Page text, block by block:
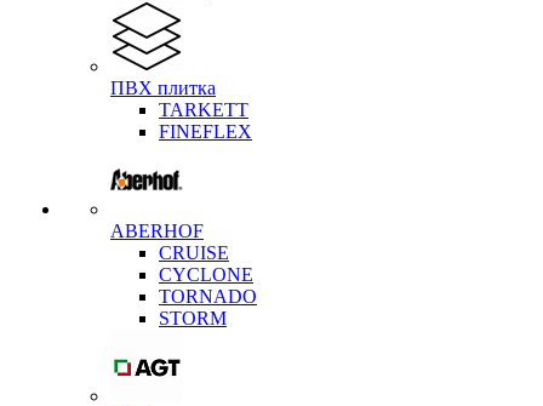
ПВХ плитка
TARKETT
FINEFLEX
ABERHOF
CRUISE
CYCLONE
TORNADO
STORM